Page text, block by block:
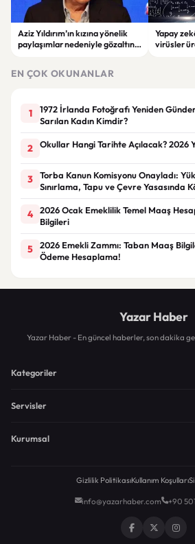
Aziz Yıldırım’ın kızına yönelik
paylaşımlar nedeniyle gözaltına
Yapay
virüsler
EN ÇOK OKUNANLAR
1
1972 İrlanda Fotoğrafı Yeniden
Sarılan Kadın Kimdir?
2 Okullar Hangi Tarihte Açılacak? 2026
3
Torba Kanun Komisyonu Onayladı:
Sınırlama, Tapu ve Çevre Yasasında
4
2026 Ocak Emeklilik Temel Maaş
Bilgileri
5
2026 Emekli Zammı: Taban Maaş
Ödeme Hesaplama!
Yazar Haber
Yazar Haber - En güncel haberler, son dakika
Kategoriler
Servisler
Kurumsal
Gizlilik PolitikasıKullanım Koşulları
info@yazarhaber.com +90